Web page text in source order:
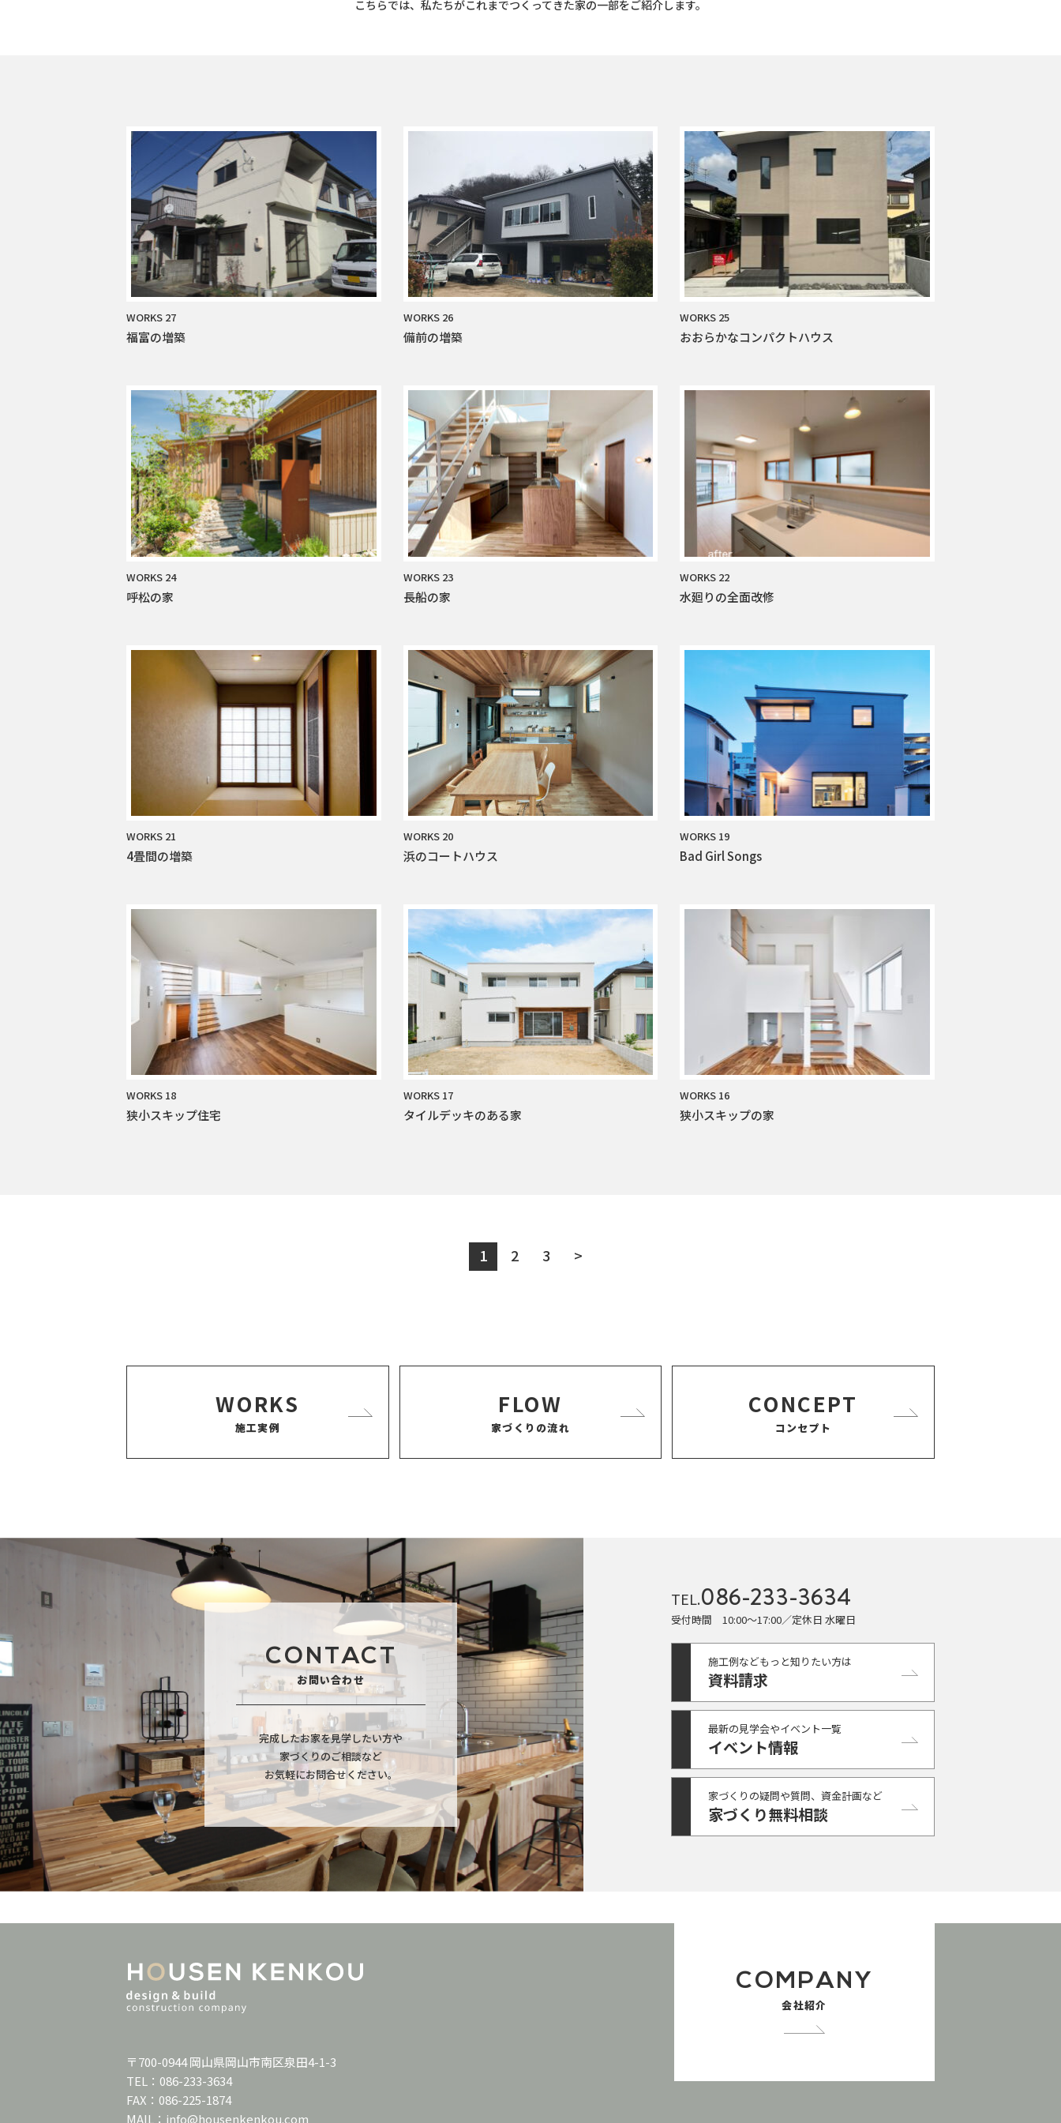
こちらでは、私たちがこれまでつくってきた家の一部をご紹介します。
WORKS 27
福富の増築
WORKS 26
備前の増築
WORKS 25
おおらかなコンパクトハウス
WORKS 24
呼松の家
WORKS 23
長船の家
WORKS 22
水廻りの全面改修
WORKS 21
4畳間の増築
WORKS 20
浜のコートハウス
WORKS 19
Bad Girl Songs
WORKS 18
狭小スキップ住宅
WORKS 17
タイルデッキのある家
WORKS 16
狭小スキップの家
1 2 3 >
WORKS
施工実例
FLOW
家づくりの流れ
CONCEPT
コンセプト
CONTACT
お問い合わせ
完成したお家を見学したい方や
家づくりのご相談など
お気軽にお問合せください。
TEL.086-233-3634
受付時間 10:00〜17:00／定休日 水曜日
施工例などもっと知りたい方は
資料請求
最新の見学会やイベント一覧
イベント情報
家づくりの疑問や質問、資金計画など
家づくり無料相談
COMPANY
会社紹介
〒700-0944 岡山県岡山市南区泉田4-1-3
TEL： 086-233-3634
FAX：086-225-1874
MAIL：info@housenkenkou.com